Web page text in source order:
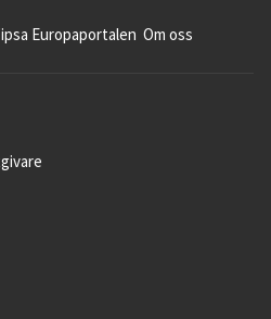
Europaportalen Om oss